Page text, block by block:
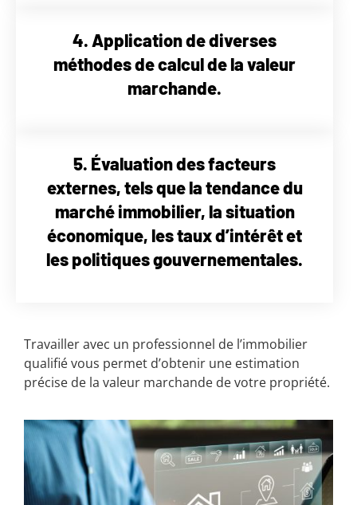
4. Application de diverses
méthodes de calcul de la valeur
marchande.
5. Évaluation des facteurs
externes, tels que la tendance du
marché immobilier, la situation
économique, les taux d’intérêt et
les politiques gouvernementales.
Travailler avec un professionnel de l’immobilier
qualifié vous permet d’obtenir une estimation
précise de la valeur marchande de votre propriété.